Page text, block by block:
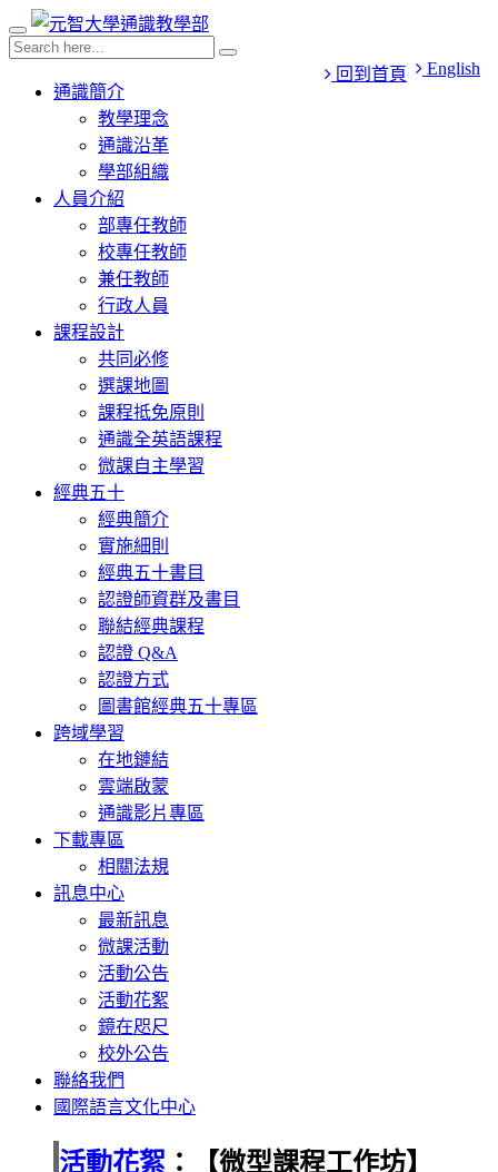
English
回到首頁
通識簡介
教學理念
通識沿革
學部組織
人員介紹
部專任教師
校專任教師
兼任教師
行政人員
課程設計
共同必修
選課地圖
課程抵免原則
通識全英語課程
微課自主學習
經典五十
經典簡介
實施細則
經典五十書目
認證師資群及書目
聯結經典課程
認證 Q&A
認證方式
圖書館經典五十專區
跨域學習
在地鏈結
雲端啟蒙
通識影片專區
下載專區
相關法規
訊息中心
最新訊息
微課活動
活動公告
活動花絮
鏡在咫尺
校外公告
聯絡我們
國際語言文化中心
活動花絮 ：【微型課程工作坊】